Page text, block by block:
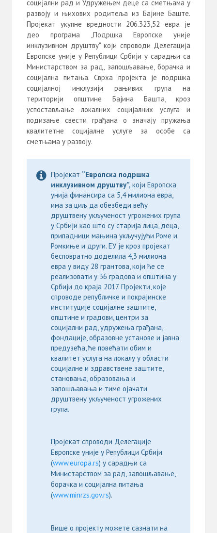
социјални рад и Удружењем деце са сметњама у
развоју и њихових родитеља из Бајине Баште.
Пројекат укупне вредности 206.323,52 евра је
део програма „Подршка Европске уније
инклузивном друштву“ који спроводи Делегацијa
Европске уније у Републици Србији у сарадњи са
Министарством за рад, запошљавање, борачка и
социјална питања. Сврха пројекта је подршка
социјалној инклузији рањивих група на
територији општине Бајина Башта, кроз
успостављање локалних социјалних услуга и
подизање свести грађана о значају пружања
квалитетне социјалне услуге за особе са
сметњама у развоју.
Пројекат “Европска подршка
инклузивном друштву”, који Европска
унија финансира са 5,4 милиона евра,
има за циљ да обезбеди већу
друштвену укљученост угрожених група
у Србији као што су старија лица, деца,
припадници мањина укључујући Роме и
Ромкиње и други. ЕУ је кроз пројекат
бесповратно доделила 4,3 милиона
евра у виду 28 грантова, који ће се
реализовати у 36 градова и општина у
Србији до краја 2017. Пројекти, које
спроводе републичке и покрајинске
институције социјалне заштите,
општине и градови, центри за
социјални рад, удружења грађана,
фондације, образовне установе и јавна
предузећа, ће повећати обим и
квалитет услуга на локалу у области
социјалне и здравствене заштите,
становања, образовања и
запошљавања и тиме ојачати
друштвену укљученост угрожених
група.
Пројекат спроводи Делегације
Европске уније у Републици Србији
(www.europa.rs) у сарадњи са
Министарством за рад, запошљавање,
борачка и социјална питања
(www.minrzs.gov.rs).
Више о пројекту можете сазнати на